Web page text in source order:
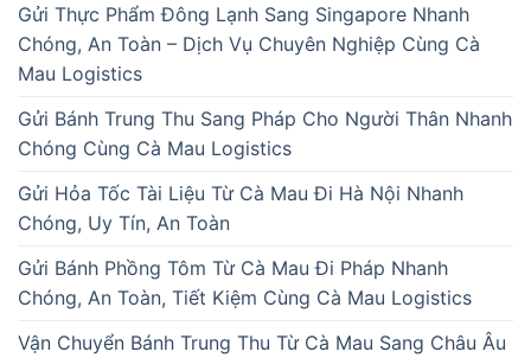
Gửi Thực Phẩm Đông Lạnh Sang Singapore Nhanh
Chóng, An Toàn – Dịch Vụ Chuyên Nghiệp Cùng Cà
Mau Logistics
Gửi Bánh Trung Thu Sang Pháp Cho Người Thân Nhanh
Chóng Cùng Cà Mau Logistics
Gửi Hỏa Tốc Tài Liệu Từ Cà Mau Đi Hà Nội Nhanh
Chóng, Uy Tín, An Toàn
Gửi Bánh Phồng Tôm Từ Cà Mau Đi Pháp Nhanh
Chóng, An Toàn, Tiết Kiệm Cùng Cà Mau Logistics
Vận Chuyển Bánh Trung Thu Từ Cà Mau Sang Châu Âu